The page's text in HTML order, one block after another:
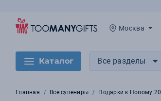
Москва
Каталог Все разделы
Главная Все сувениры Подарки к Новому